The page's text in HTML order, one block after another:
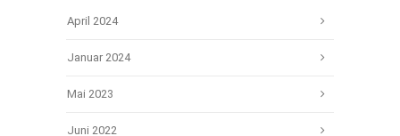
April 2024
Januar 2024
Mai 2023
Juni 2022